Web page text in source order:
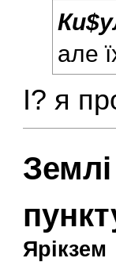
але
І? я
Ярікзем